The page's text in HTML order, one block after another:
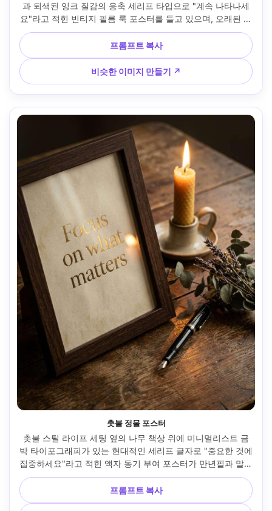
과 퇴색된 잉크 질감의 응축 세리프 타입으로 "계속 나타나세
요"라고 적힌 빈티지 필름 룩 포스터를 들고 있으며, 오래된 벽
돌 벽이 있는 도시 보도에서 촬영, 늦은 오후 태양, 라이카
M11, 35mm f/2, 수직 거리 초상화, 향수를 불러일으키는 단호
한 분위기, 자연스러운 그림자, 사실적인 피부, 필름 색상 등급,
고해상도 --ar 4:5
프롬프트 복사
비슷한 이미지 만들기 ↗
촛불 정물 포스터
촛불 스틸 라이프 세팅 옆의 나무 책상 위에 미니멀리스트 금
박 타이포그래피가 있는 현대적인 세리프 글자로 "중요한 것에
집중하세요"라고 적힌 액자 동기 부여 포스터가 만년필과 말린
꽃 옆에 놓여 있고, 따뜻한 촛불 빛과 부드러운 채우기 조명,
Sony A7IV, 90mm 매크로, 수직 구성, 아늑한 반사 분위기, 사
실적인 종이 그레인, 선명한 타이포그래피 가장자리, 고해상도
프롬프트 복사